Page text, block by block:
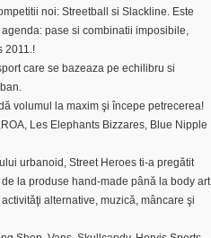
noi: Streetball si Slackline. Este
pase si combinatii imposibile,
2011.!
care se bazeaza pe echilibru si
volumul la maxim şi începe petrecerea!
Les Elephants Bizzares, Blue Nipple
urbanoid, Street Heroes ti-a pregătit
la produse hand-made până la body art,
alternative, muzică, mâncare şi